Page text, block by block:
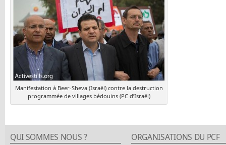
Manifestation à Beer-Sheva (Israël) contre la destruction
programmée de villages bédouins (PC d’Israël)
QUI SOMMES NOUS ? ORGANISATIONS DU PCF